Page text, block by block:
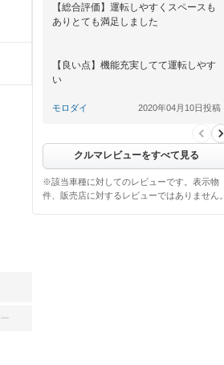
【総合評価】運転しやすくスペースも
ありとても満足しました
【良い点】機能充実してて運転しやす
い
モロダイ 2020年04月10日投稿
クルマレビューをすべて見る
※該当車種に対してのレビューです。表示物
件、販売店に対するレビューではありません。